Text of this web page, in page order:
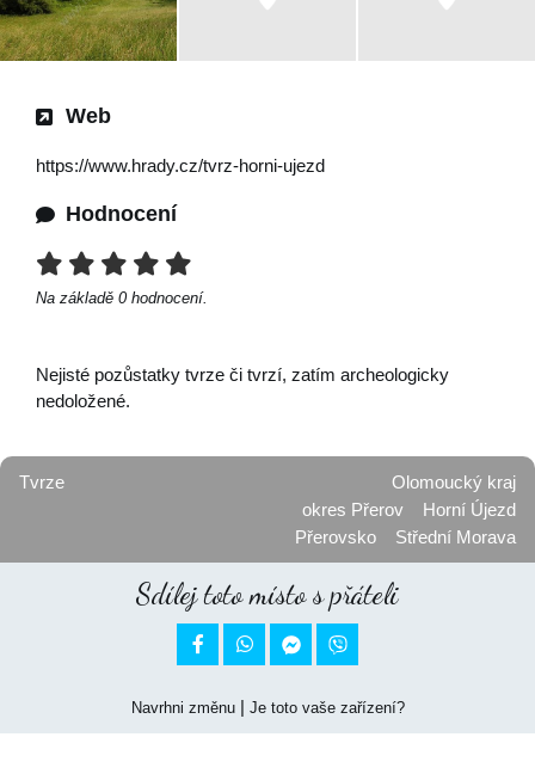
Web
https://www.hrady.cz/tvrz-horni-ujezd
Hodnocení
Na základě 0 hodnocení.
Nejisté pozůstatky tvrze či tvrzí, zatím archeologicky
nedoložené.
Tvrze
Olomoucký kraj
okres Přerov
Horní Újezd
Přerovsko
Střední Morava
Sdílej toto místo s přáteli
 
Navrhni změnu| Je toto vaše zařízení?